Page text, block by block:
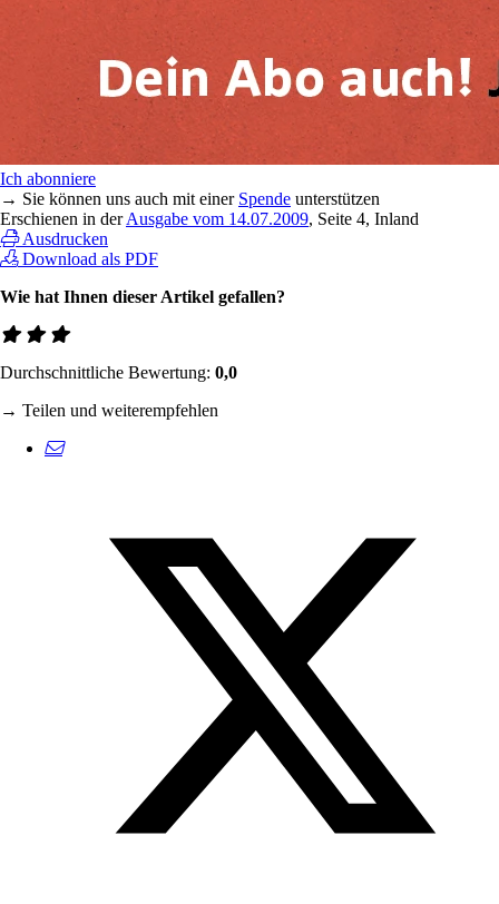
Ich abonniere
→ Sie können uns auch mit einer Spende unterstützen
Erschienen in derAusgabe vom 14.07.2009, Seite 4, Inland
Ausdrucken
Download als PDF
Wie hat Ihnen dieser Artikel gefallen?
Durchschnittliche Bewertung: 0,0
→ Teilen und weiterempfehlen